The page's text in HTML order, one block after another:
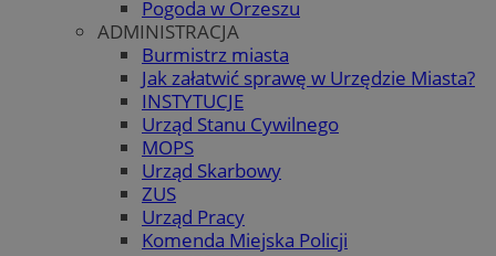
Pogoda w Orzeszu
ADMINISTRACJA
Burmistrz miasta
Jak załatwić sprawę w Urzędzie Miasta?
INSTYTUCJE
Urząd Stanu Cywilnego
MOPS
Urząd Skarbowy
ZUS
Urząd Pracy
Komenda Miejska Policji